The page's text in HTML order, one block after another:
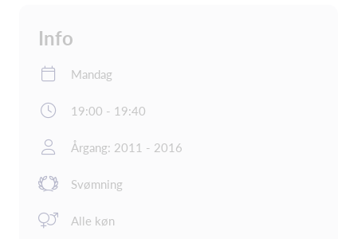
Info
Mandag
19:00 - 19:40
Årgang: 2011 - 2016
Svømning
Alle køn